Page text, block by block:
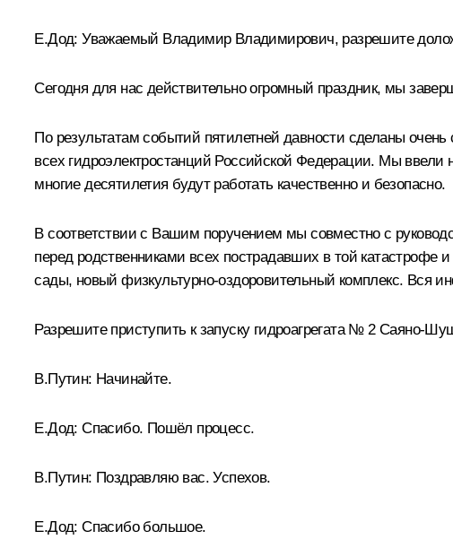
Е.Дод: Уважаемый Владимир Владимирович, разрешите
Сегодня для нас действительно огромный праздник, мы
По результатам событий пятилетней давности сделаны
всех гидроэлектростанций Российской Федерации. Мы
многие десятилетия будут работать качественно и безопасно.
В соответствии с Вашим поручением мы совместно с
перед родственниками всех пострадавших в той
сады, новый физкультурно-оздоровительный комплекс. Вся
Разрешите приступить к запуску гидроагрегата № 2 Саяно-
В.Путин: Начинайте.
Е.Дод: Спасибо. Пошёл процесс.
В.Путин: Поздравляю вас. Успехов.
Е.Дод: Спасибо большое.